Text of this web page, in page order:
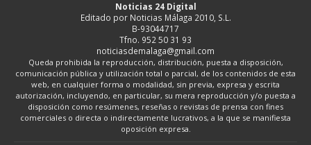
Noticias 24 Digital
Editado por Noticias Málaga 2010, S.L.
B-93044717
Tfno. 952 50 31 93
noticiasdemalaga@gmail.com
Queda prohibida la reproducción, distribución, puesta a disposición,
comunicación pública y utilización total o parcial, de los contenidos de esta
web, en cualquier forma o modalidad, sin previa, expresa y escrita
autorización, incluyendo, en particular, su mera reproducción y/o puesta a
disposición como resúmenes, reseñas o revistas de prensa con fines
comerciales o directa o indirectamente lucrativos, a la que se manifiesta
oposición expresa.